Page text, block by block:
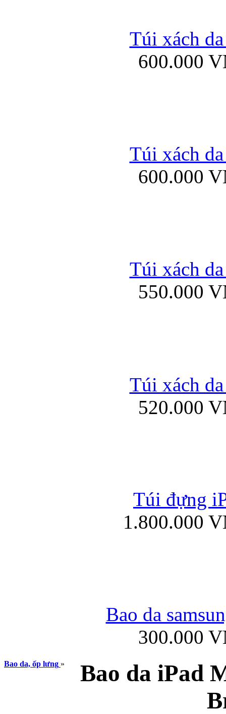
Bao da iPhone 5
Bao da iPad
Túi xách da
Túi xách
600.000
Túi xách
600.000
Túi xách
550.000
Túi xách
520.000
Túi đựng
1.800.000
Bao da
300.000
Bao da, ốp lưng »
Bao da iPad